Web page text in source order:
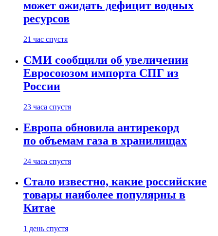
может ожидать дефицит водных
ресурсов
21 час спустя
СМИ сообщили об увеличении
Евросоюзом импорта СПГ из
России
23 часа спустя
Европа обновила антирекорд
по объемам газа в хранилищах
24 часа спустя
Стало известно, какие российские
товары наиболее популярны в
Китае
1 день спустя